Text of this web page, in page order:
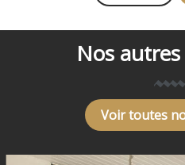
Nos
Voir toutes